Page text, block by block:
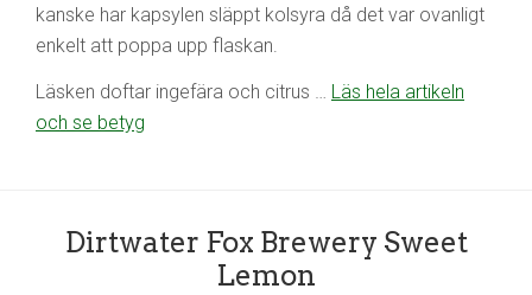
kanske har kapsylen släppt kolsyra då det var ovanligt
enkelt att poppa upp flaskan.
Läsken doftar ingefära och citrus … Läs hela artikeln
och se betyg
Dirtwater Fox Brewery Sweet
Lemon